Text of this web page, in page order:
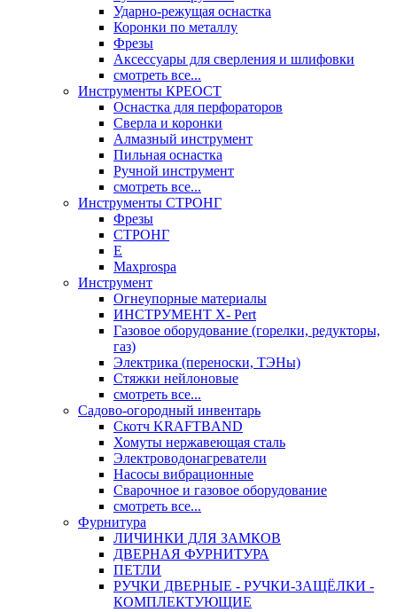
Ударно‑режущая оснастка
Коронки по металлу
Фрезы
Аксессуары для сверления и шлифовки
смотреть все...
Инструменты КРЕОСТ
Оснастка для перфораторов
Сверла и коронки
Алмазный инструмент
Пильная оснастка
Ручной инструмент
смотреть все...
Инструменты СТРОНГ
Фрезы
СТРОНГ
Е
Maxprospa
Инструмент
Огнеупорные материалы
ИНСТРУМЕНТ X- Pert
Газовое оборудование (горелки, редукторы,
газ)
Электрика (переноски, ТЭНы)
Стяжки нейлоновые
смотреть все...
Садово-огородный инвентарь
Скотч KRAFTBAND
Хомуты нержавеющая сталь
Электроводонагреватели
Насосы вибрационные
Сварочное и газовое оборудование
смотреть все...
Фурнитура
ЛИЧИНКИ ДЛЯ ЗАМКОВ
ДВЕРНАЯ ФУРНИТУРА
ПЕТЛИ
РУЧКИ ДВЕРНЫЕ - РУЧКИ-ЗАЩЁЛКИ -
КОМПЛЕКТУЮЩИЕ